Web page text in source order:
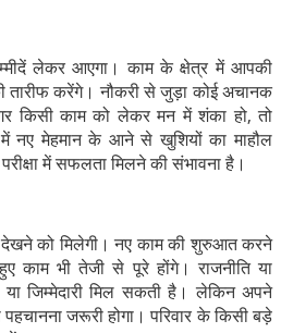
लेकर आएगा। काम के क्षेत्र में आपकी
तारीफ करेंगे। नौकरी से जुड़ा कोई अचानक
किसी काम को लेकर मन में शंका हो, तो
नए मेहमान के आने से खुशियों का माहौल
में सफलता मिलने की संभावना है।
को मिलेगी। नए काम की शुरुआत करने
काम भी तेजी से पूरे होंगे। राजनीति या
या जिम्मेदारी मिल सकती है। लेकिन अपने
जरूरी होगा। परिवार के किसी बड़े